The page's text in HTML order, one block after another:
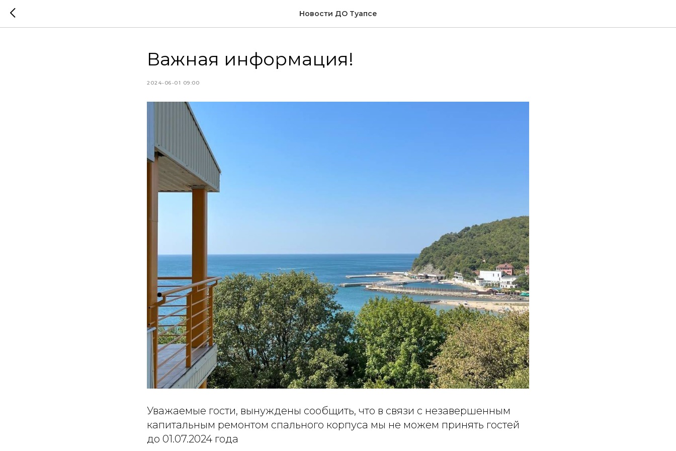
Новости ДО Туапсе
Важная информация!
2024-06-01 09:00
Уважаемые гости, вынуждены сообщить, что в связи с незавершенным
капитальным ремонтом спального корпуса мы не можем принять гостей
до 01.07.2024 года